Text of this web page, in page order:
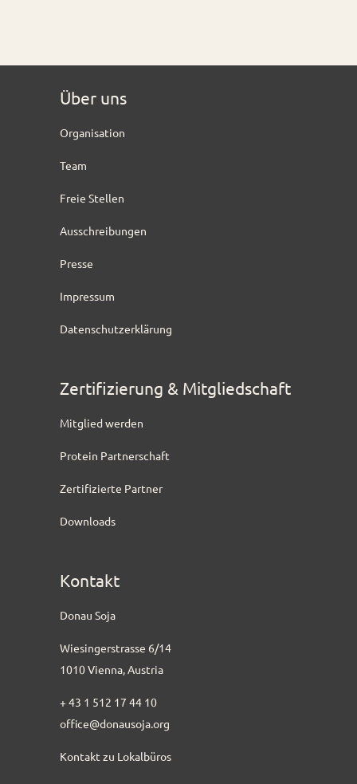
Über uns
Organisation
Team
Freie Stellen
Ausschreibungen
Presse
Impressum
Datenschutzerklärung
Zertifizierung & Mitgliedschaft
Mitglied werden
Protein Partnerschaft
Zertifizierte Partner
Downloads
Kontakt
Donau Soja
Wiesingerstrasse 6/14
1010 Vienna, Austria
+ 43 1 512 17 44 10
office@donausoja.org
Kontakt zu Lokalbüros